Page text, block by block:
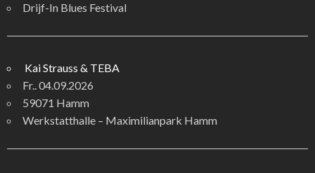
Drijf-In Blues Festival
Kai Strauss & TEBA
Fr.. 04.09.2026
59071 Hamm
Werkstatthalle – Maximilianpark Hamm